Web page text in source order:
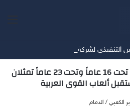
راشد ناصر آل علي بطولتا تحت 16 عاماً وتحت 23 عاماً تمثلان
ألعاب القوى العربية
الكعبي / الدمام